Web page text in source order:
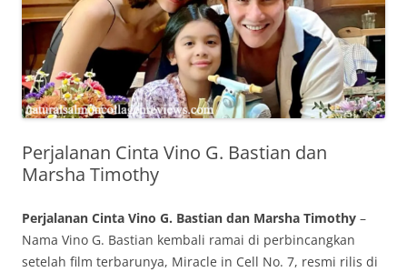
Perjalanan Cinta Vino G. Bastian dan
Marsha Timothy
Perjalanan Cinta Vino G. Bastian dan Marsha Timothy –
Nama Vino G. Bastian kembali ramai di perbincangkan
setelah film terbarunya, Miracle in Cell No. 7, resmi rilis di